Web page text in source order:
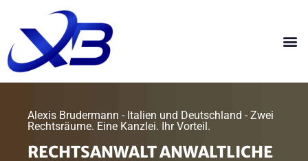
Alexis Brudermann - Italien und Deutschland - Zwei
Rechtsräume. Eine Kanzlei. Ihr Vorteil.
RECHTSANWALT ANWALTLICHE